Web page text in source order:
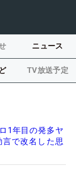
ニュース
TV放送予定
1年目の発多ヤ
で改名した思